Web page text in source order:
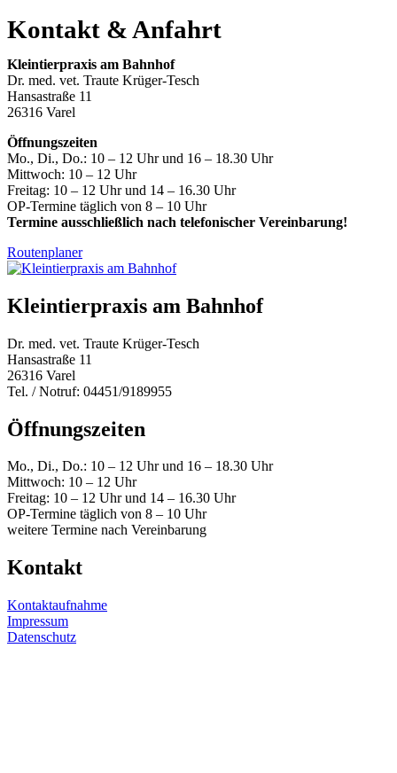
Kontakt & Anfahrt
Kleintierpraxis am Bahnhof
Dr. med. vet. Traute Krüger-Tesch
Hansastraße 11
26316 Varel
Öffnungszeiten
Mo., Di., Do.: 10 – 12 Uhr und 16 – 18.30 Uhr
Mittwoch: 10 – 12 Uhr
Freitag: 10 – 12 Uhr und 14 – 16.30 Uhr
OP-Termine täglich von 8 – 10 Uhr
Termine ausschließlich nach telefonischer Vereinbarung!
Routenplaner
Kleintierpraxis am Bahnhof
Dr. med. vet. Traute Krüger-Tesch
Hansastraße 11
26316 Varel
Tel. / Notruf: 04451/9189955
Öffnungszeiten
Mo., Di., Do.: 10 – 12 Uhr und 16 – 18.30 Uhr
Mittwoch: 10 – 12 Uhr
Freitag: 10 – 12 Uhr und 14 – 16.30 Uhr
OP-Termine täglich von 8 – 10 Uhr
weitere Termine nach Vereinbarung
Kontakt
Kontaktaufnahme
Impressum
Datenschutz